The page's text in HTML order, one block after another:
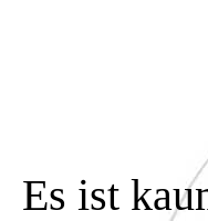
Es ist